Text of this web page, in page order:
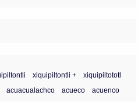
xiquipiltontli +
xiquipiltototl
acuacualachco acueco acuenco